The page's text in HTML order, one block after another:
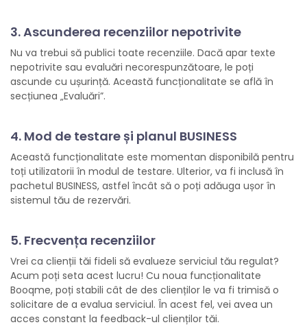
3. Ascunderea recenziilor nepotrivite
Nu va trebui să publici toate recenziile. Dacă apar texte
nepotrivite sau evaluări necorespunzătoare, le poți
ascunde cu ușurință. Această funcționalitate se află în
secțiunea „Evaluări”.
4. Mod de testare și planul BUSINESS
Această funcționalitate este momentan disponibilă pentru
toți utilizatorii în modul de testare. Ulterior, va fi inclusă în
pachetul BUSINESS, astfel încât să o poți adăuga ușor în
sistemul tău de rezervări.
5. Frecvența recenziilor
Vrei ca clienții tăi fideli să evalueze serviciul tău regulat?
Acum poți seta acest lucru! Cu noua funcționalitate
Booqme, poți stabili cât de des clienților le va fi trimisă o
solicitare de a evalua serviciul. În acest fel, vei avea un
acces constant la feedback-ul clienților tăi.